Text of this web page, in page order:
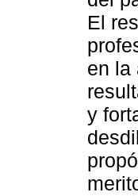
El
en la
y